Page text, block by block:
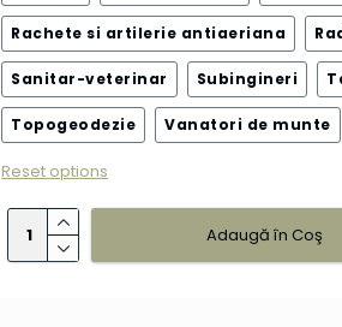
Rachete si artilerie antiaeriana
Sanitar-veterinar Subingineri
Topogeodezie Vanatori de munte
Reset options
Adaugă în Coş